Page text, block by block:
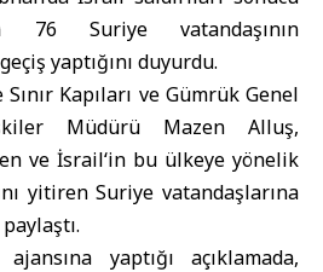
76 Suriye vatandaşının
yaptığını duyurdu.
Sınır Kapıları ve Gümrük Genel
Müdürü Mazen Alluş,
ve İsrail‘in bu ülkeye yönelik
yitiren Suriye vatandaşlarına
yaptığı açıklamada,